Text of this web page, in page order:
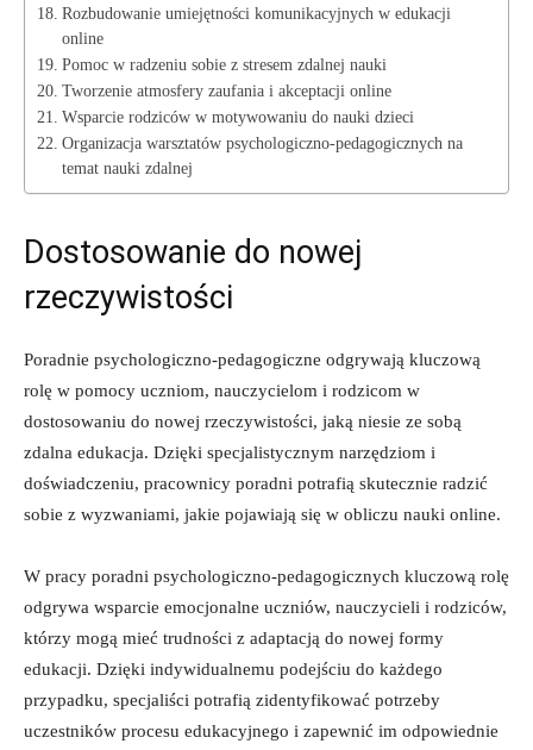
Rozbudowanie‍ umiejętności komunikacyjnych w edukacji
‌online
Pomoc w radzeniu ​sobie z stresem zdalnej nauki
Tworzenie ⁣atmosfery ‍zaufania i ‌akceptacji online
Wsparcie rodziców⁣ w motywowaniu do nauki dzieci
Organizacja ⁤warsztatów psychologiczno-pedagogicznych na
temat nauki zdalnej
Dostosowanie do nowej
rzeczywistości
Poradnie psychologiczno-pedagogiczne odgrywają kluczową
rolę w ⁣pomocy uczniom, ⁣nauczycielom‍ i rodzicom w
dostosowaniu⁢ do nowej rzeczywistości, jaką‍ niesie ze sobą
zdalna⁣ edukacja. Dzięki ​specjalistycznym narzędziom i
doświadczeniu, ⁤pracownicy poradni potrafią skutecznie radzić
sobie ⁢z wyzwaniami, jakie pojawiają⁣ się w obliczu nauki online.
W pracy‍ poradni psychologiczno-pedagogicznych kluczową rolę
odgrywa wsparcie emocjonalne uczniów, ‍nauczycieli i rodziców,
którzy mogą mieć trudności z ‍adaptacją do nowej ‍formy
edukacji. Dzięki indywidualnemu podejściu ​do każdego
przypadku,‍ specjaliści potrafią zidentyfikować potrzeby
uczestników procesu edukacyjnego i zapewnić im odpowiednie